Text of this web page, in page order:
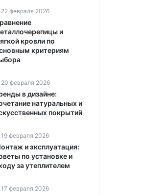
22 февраля 2026
и
кровли по
критериям
20 февраля 2026
в дизайне:
натуральных и
покрытий
19 февраля 2026
и эксплуатация:
по установке и
за утеплителем
17 февраля 2026